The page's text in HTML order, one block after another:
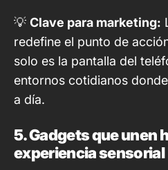
💡 Clave para marketing:
redefine el punto de
solo es la pantalla del
entornos cotidianos
a día.
5. Gadgets que unen
experiencia sensorial